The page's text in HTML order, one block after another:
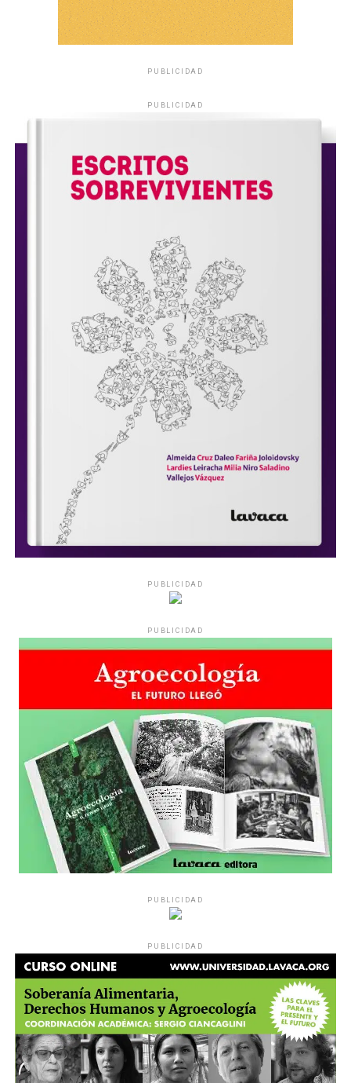
PUBLICIDAD
PUBLICIDAD
PUBLICIDAD
PUBLICIDAD
PUBLICIDAD
PUBLICIDAD